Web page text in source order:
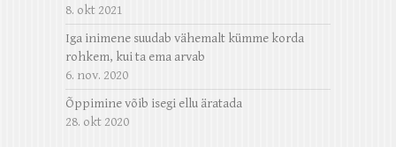
8. okt 2021
Iga inimene suudab vähemalt kümme korda
rohkem, kui ta ema arvab
6. nov. 2020
Õppimine võib isegi ellu äratada
28. okt 2020